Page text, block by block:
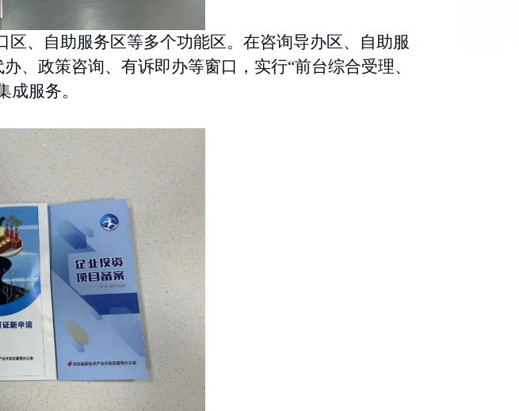
、自助服务区等多个功能区。在咨询导办区、自助服
、政策咨询、有诉即办等窗口，实行“前台综合受理、
服务。